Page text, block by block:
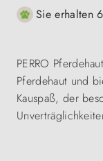
Sie erhalten
PERRO
Pferdehaut und
Kauspaß, der